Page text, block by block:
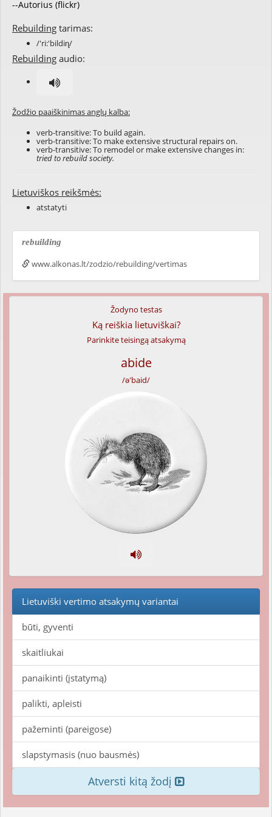
--Autorius (flickr)
Rebuilding tarimas:
/'ri:'bildiɳ/
Rebuilding audio:
Žodžio paaiškinimas anglų kalba:
verb-transitive: To build again.
verb-transitive: To make extensive structural repairs on.
verb-transitive: To remodel or make extensive changes in:
tried to rebuild society.
Lietuviškos reikšmės:
atstatyti
rebuilding
www.alkonas.lt/zodzio/rebuilding/vertimas
Žodyno testas
Ką reiškia lietuviškai?
Parinkite teisingą atsakymą
abide
/ə'baid/
Lietuviški vertimo atsakymų variantai
būti, gyventi
skaitliukai
panaikinti (įstatymą)
palikti, apleisti
pažeminti (pareigose)
slapstymasis (nuo bausmės)
Atversti kitą žodį